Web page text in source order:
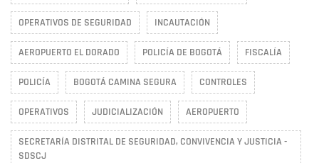
OPERATIVOS DE SEGURIDAD INCAUTACIÓN
AEROPUERTO EL DORADO POLICÍA DE BOGOTÁ FISCALÍA
POLICÍA BOGOTÁ CAMINA SEGURA CONTROLES
OPERATIVOS JUDICIALIZACIÓN AEROPUERTO
SECRETARÍA DISTRITAL DE SEGURIDAD, CONVIVENCIA Y JUSTICIA -
SDSCJ